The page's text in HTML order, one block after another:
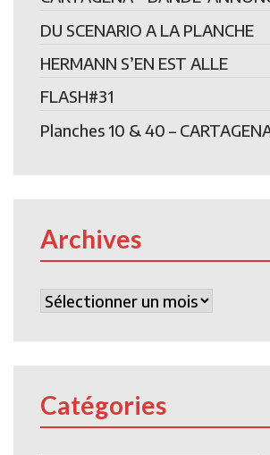
DU SCENARIO A LA PLANCHE
HERMANN S’EN EST ALLE
FLASH#31
Planches 10 & 40 –
Archives
Archives
Catégories